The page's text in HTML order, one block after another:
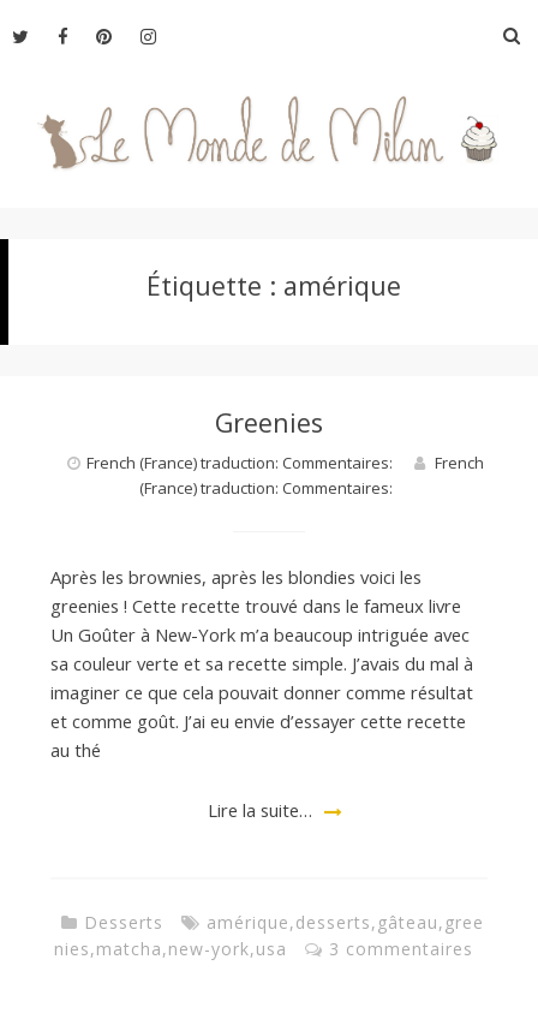
au
Étiquette : amérique
Greenies
French (France) traduction: Commentaires:
French
(France) traduction: Commentaires:
Après les brownies, après les blondies voici les
greenies ! Cette recette trouvé dans le fameux livre
Un Goûter à New-York m’a beaucoup intriguée avec
sa couleur verte et sa recette simple. J’avais du mal à
imaginer ce que cela pouvait donner comme résultat
et comme goût. J’ai eu envie d’essayer cette recette
au thé
Lire la suite…
Desserts amérique,desserts, gâteau, gree
nies,matcha,new-york,usa 3 commentaires